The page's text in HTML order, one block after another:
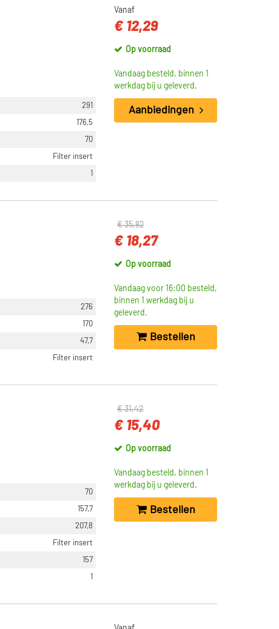
291
176,5
70
Filter insert
1
Vanaf
€ 12,29
Op voorraad
Vandaag besteld, binnen 1
werkdag bij u geleverd.
Aanbiedingen
276
170
47,7
Filter insert
€ 35,82
€ 18,27
Op voorraad
Vandaag voor 16:00 besteld,
binnen 1 werkdag bij u
geleverd.
Bestellen
70
157,7
207,8
Filter insert
157
1
€ 31,42
€ 15,40
Op voorraad
Vandaag besteld, binnen 1
werkdag bij u geleverd.
Bestellen